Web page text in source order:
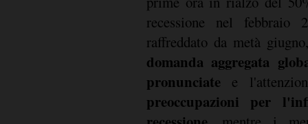
recessione nel
raffreddato da metà
domanda aggregata
pronunciate e
preoccupazioni per